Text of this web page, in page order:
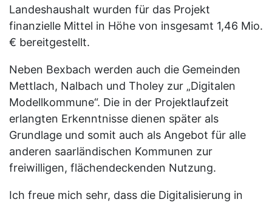
Landeshaushalt wurden für das Projekt
finanzielle Mittel in Höhe von insgesamt 1,46 Mio.
€ bereitgestellt.
Neben Bexbach werden auch die Gemeinden
Mettlach, Nalbach und Tholey zur „Digitalen
Modellkommune“. Die in der Projektlaufzeit
erlangten Erkenntnisse dienen später als
Grundlage und somit auch als Angebot für alle
anderen saarländischen Kommunen zur
freiwilligen, flächendeckenden Nutzung.
Ich freue mich sehr, dass die Digitalisierung in